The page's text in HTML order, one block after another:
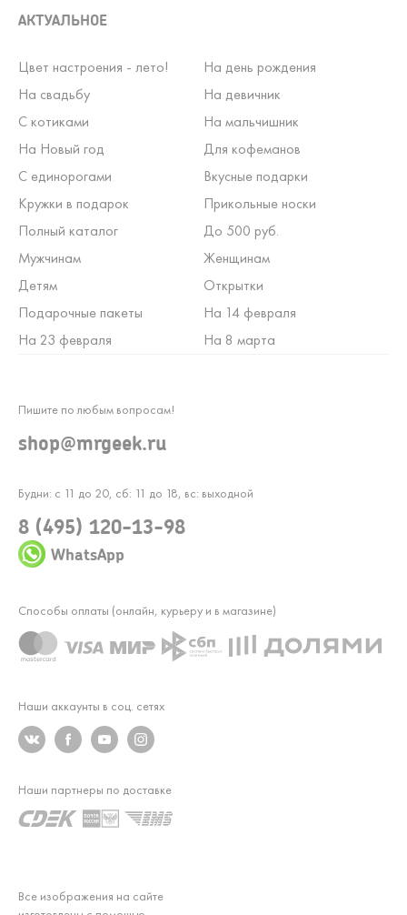
АКТУАЛЬНОЕ
Цвет настроения - лето!
На день рождения
На свадьбу
На девичник
С котиками
На мальчишник
На Новый год
Для кофеманов
С единорогами
Вкусные подарки
Кружки в подарок
Прикольные носки
Полный каталог
До 500 руб.
Мужчинам
Женщинам
Детям
Открытки
Подарочные пакеты
На 14 февраля
На 23 февраля
На 8 марта
Будни: с 11 до 20, сб: 11 до 18, вс: выходной
8 (495) 120-13-98
WhatsApp
Пишите по любым вопросам!
shop@mrgeek.ru
Наши аккаунты в соц. сетях
Все изображения на сайте
Способы оплаты (онлайн, курьеру и в магазине)
Наши партнеры по доставке